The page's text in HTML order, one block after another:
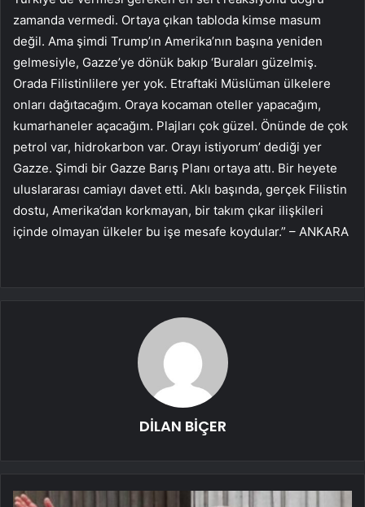
zamanda vermedi. Ortaya çıkan tabloda kimse masum
değil. Ama şimdi Trump’ın Amerika’nın başına yeniden
gelmesiyle, Gazze’ye dönük bakıp ‘Buraları güzelmiş.
Orada Filistinlilere yer yok. Etraftaki Müslüman ülkelere
onları dağıtacağım. Oraya kocaman oteller yapacağım,
kumarhaneler açacağım. Plajları çok güzel. Önünde de çok
petrol var, hidrokarbon var. Orayı istiyorum’ dediği yer
Gazze. Şimdi bir Gazze Barış Planı ortaya attı. Bir heyete
uluslararası camiayı davet etti. Aklı başında, gerçek Filistin
dostu, Amerika’dan korkmayan, bir takım çıkar ilişkileri
içinde olmayan ülkeler bu işe mesafe koydular.” – ANKARA
DİLAN BİÇER